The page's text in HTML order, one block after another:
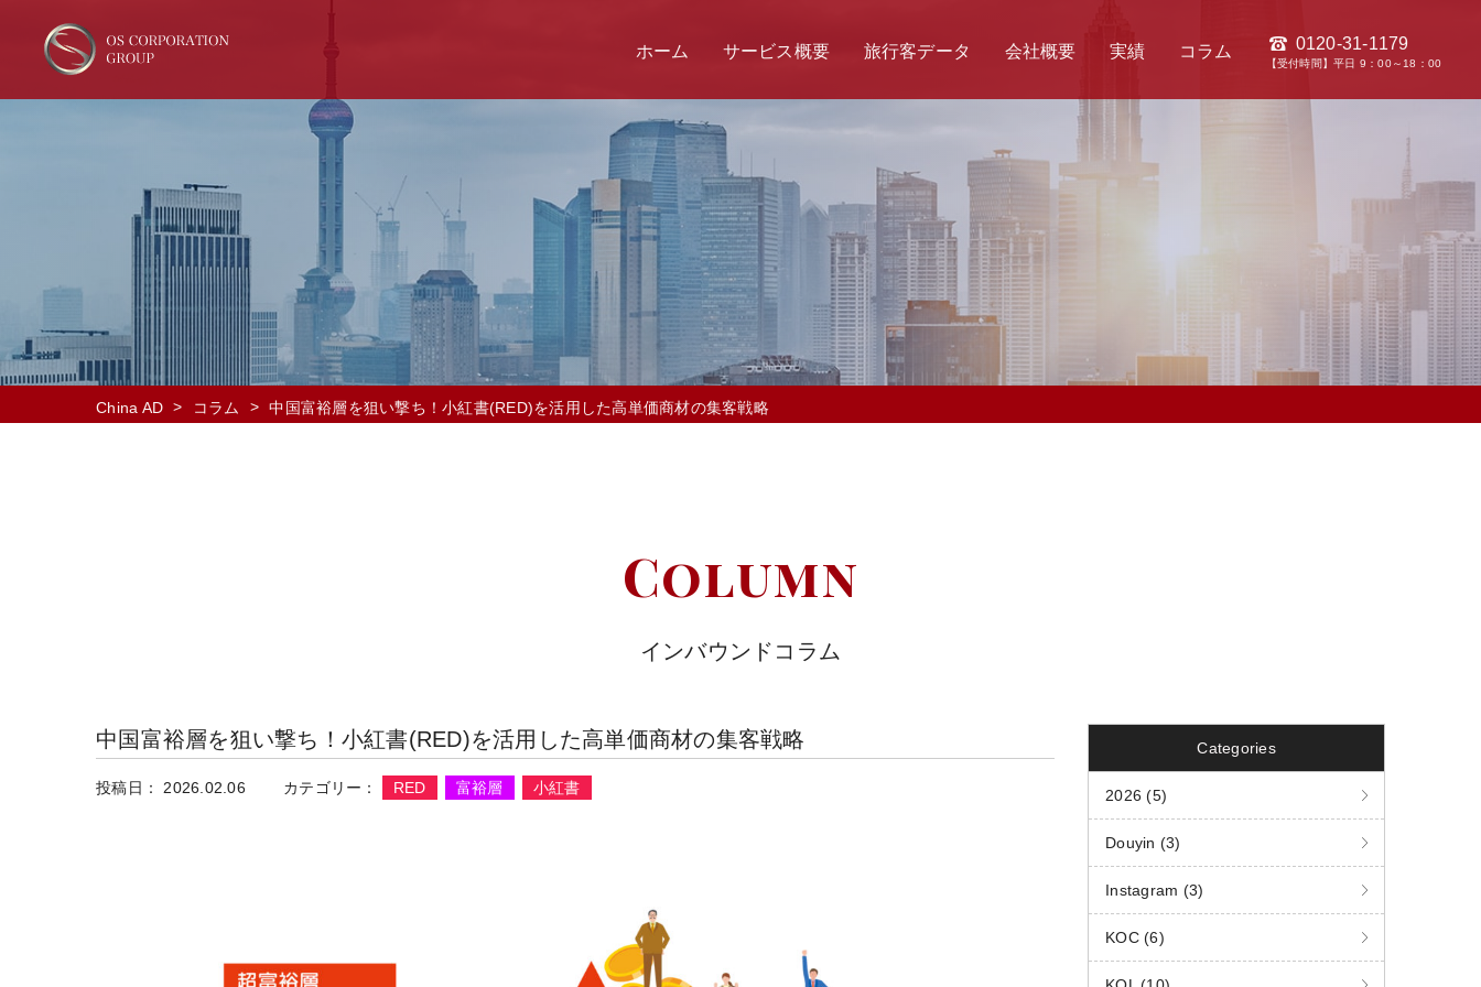
ホーム サービス概要 旅行客データ 会社概要 実績 コラム 0120-31-1179
【受付時間】平日 9：00～18：00
China AD > コラム > 中国富裕層を狙い撃ち！小紅書(RED)を活用した高単価商材の集客戦略
Column
インバウンドコラム
中国富裕層を狙い撃ち！小紅書(RED)を活用した高単価商材の集客戦略
投稿日： 2026.02.06 カテゴリー： RED 富裕層 小紅書
Categories
2026 (5)
Douyin (3)
Instagram (3)
KOC (6)